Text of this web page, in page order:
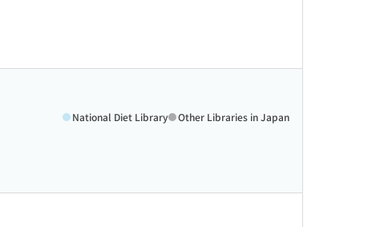
National Diet Library Other Libraries in Japan